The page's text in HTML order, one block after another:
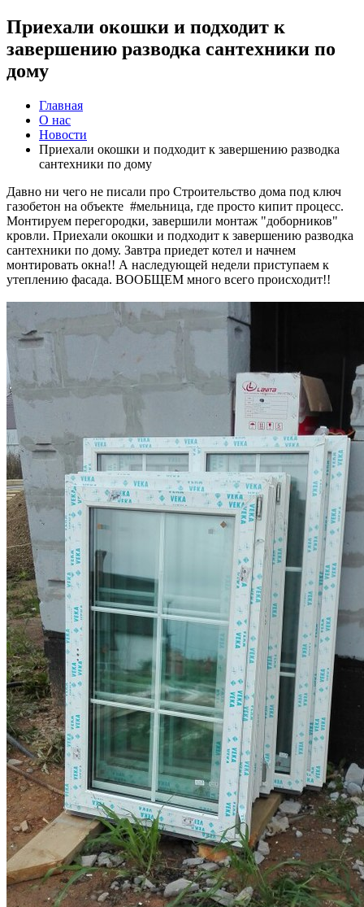
Приехали окошки и подходит к
завершению разводка сантехники по
дому
Главная
О нас
Новости
Приехали окошки и подходит к завершению разводка
сантехники по дому
Давно ни чего не писали про Строительство дома под ключ
газобетон на объекте #мельница, где просто кипит процесс.
Монтируем перегородки, завершили монтаж "доборников"
кровли. Приехали окошки и подходит к завершению разводка
сантехники по дому. Завтра приедет котел и начнем
монтировать окна!! А наследующей недели приступаем к
утеплению фасада. ВООБЩЕМ много всего происходит!!